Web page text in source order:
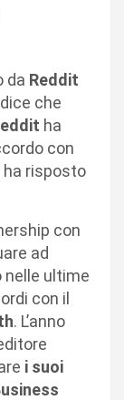
da Reddit
che
ha
con
ha risposto
con
ad
nelle ultime
con il
. L’anno
i suoi